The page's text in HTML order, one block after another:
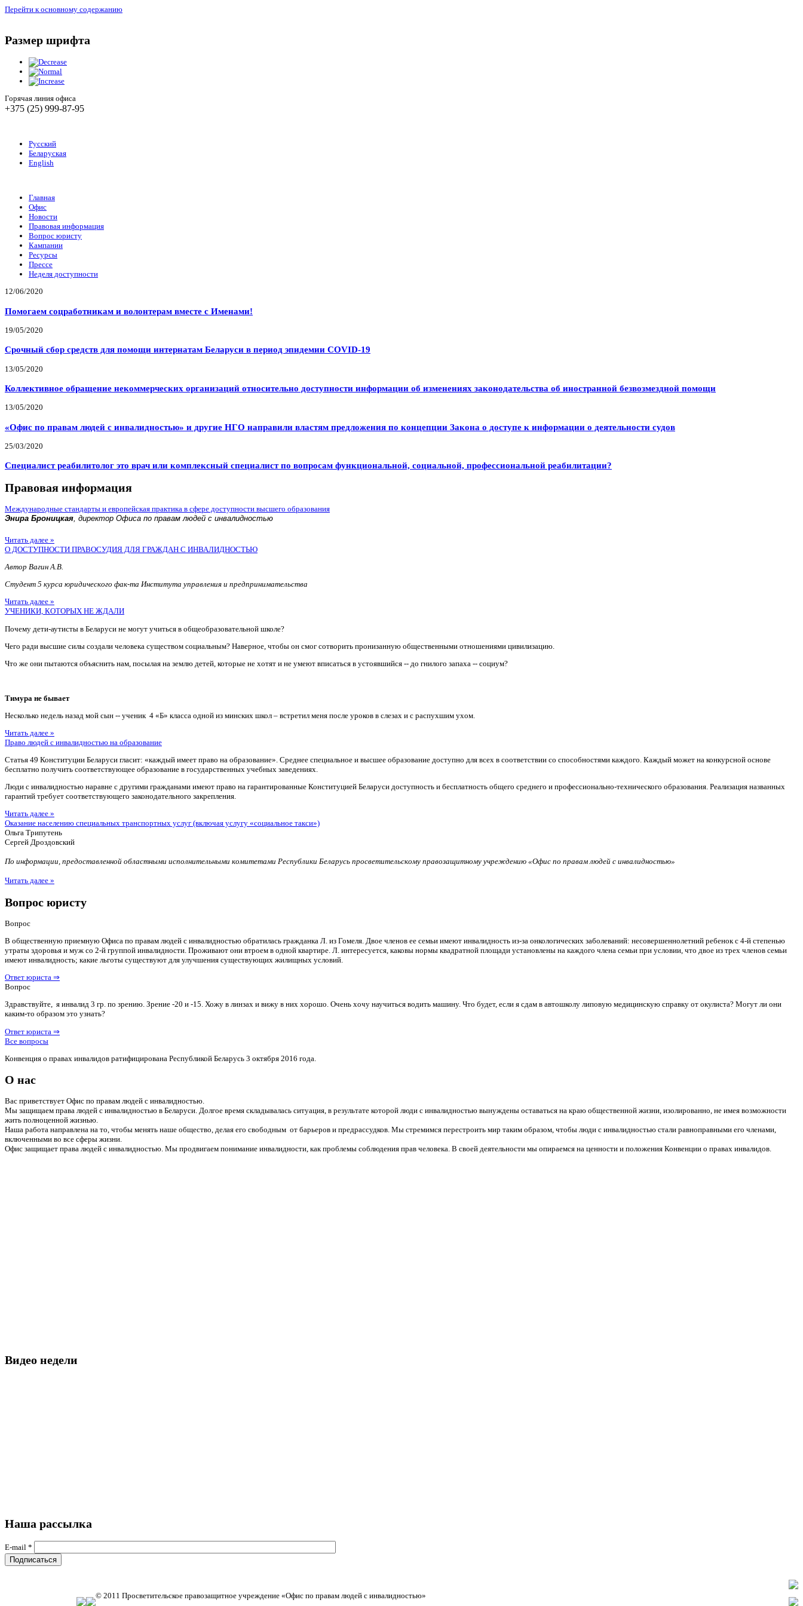
Перейти к основному содержанию
Размер шрифта
Горячая линия офиса
+375 (25) 999-87-95
Русский
Беларуская
English
Главная
Офис
Новости
Правовая информация
Вопрос юристу
Кампании
Ресурсы
Прессе
Неделя доступности
12/06/2020
Помогаем соцработникам и волонтерам вместе с Именами!
19/05/2020
Срочный сбор средств для помощи интернатам Беларуси в период эпидемии COVID-19
13/05/2020
Коллективное обращение некоммерческих организаций относительно доступности информации об изменениях законодательства об иностранной безвозмездной помощи
13/05/2020
«Офис по правам людей с инвалидностью» и другие НГО направили властям предложения по концепции Закона о доступе к информации о деятельности судов
25/03/2020
Специалист реабилитолог это врач или комплексный специалист по вопросам функциональной, социальной, профессиональной реабилитации?
Правовая информация
Международные стандарты и европейская практика в сфере доступности высшего образования
Энира Броницкая, директор Офиса по правам людей с инвалидностью
Читать далее »
О ДОСТУПНОСТИ ПРАВОСУДИЯ ДЛЯ ГРАЖДАН С ИНВАЛИДНОСТЬЮ
Автор Вагин А.В.
Студент 5 курса юридического фак-та Института управления и предпринимательства
Читать далее »
УЧЕНИКИ, КОТОРЫХ НЕ ЖДАЛИ
Почему дети-аутисты в Беларуси не могут учиться в общеобразовательной школе?
Чего ради высшие силы создали человека существом социальным? Наверное, чтобы он смог сотворить пронизанную общественными отношениями цивилизацию.
Что же они пытаются объяснить нам, посылая на землю детей, которые не хотят и не умеют вписаться в устоявшийся -- до гнилого запаха -- социум?
Тимура не бывает
Несколько недель назад мой сын -- ученик 4 «Б» класса одной из минских школ – встретил меня после уроков в слезах и с распухшим ухом.
Читать далее »
Право людей с инвалидностью на образование
Статья 49 Конституции Беларуси гласит: «каждый имеет право на образование». Среднее специальное и высшее образование доступно для всех в соответствии со способностями каждого. Каждый может на конкурсной основе
бесплатно получить соответствующее образование в государственных учебных заведениях.
Люди с инвалидностью наравне с другими гражданами имеют право на гарантированные Конституцией Беларуси доступность и бесплатность общего среднего и профессионально-технического образования. Реализация названных
гарантий требует соответствующего законодательного закрепления.
Читать далее »
Оказание населению специальных транспортных услуг (включая услугу «социальное такси»)
Ольга Трипутень
Сергей Дроздовский
По информации, предоставленной областными исполнительными комитетами Республики Беларусь просветительскому правозащитному учреждению «Офис по правам людей с инвалидностью»
Читать далее »
Вопрос юристу
Вопрос
В общественную приемную Офиса по правам людей с инвалидностью обратилась гражданка Л. из Гомеля. Двое членов ее семьи имеют инвалидность из-за онкологических заболеваний: несовершеннолетний ребенок с 4-й степенью
утраты здоровья и муж со 2-й группой инвалидности. Проживают они втроем в одной квартире. Л. интересуется, каковы нормы квадратной площади установлены на каждого члена семьи при условии, что двое из трех членов семьи
имеют инвалидность; какие льготы существуют для улучшения существующих жилищных условий.
Ответ юриста ⇒
Вопрос
Здравствуйте, я инвалид 3 гр. по зрению. Зрение -20 и -15. Хожу в линзах и вижу в них хорошо. Очень хочу научиться водить машину. Что будет, если я сдам в автошколу липовую медицинскую справку от окулиста? Могут ли они
каким-то образом это узнать?
Ответ юриста ⇒
Все вопросы
Конвенция о правах инвалидов ратифицирована Республикой Беларусь 3 октября 2016 года.
О нас
Вас приветствует Офис по правам людей с инвалидностью.
Мы защищаем права людей с инвалидностью в Беларуси. Долгое время складывалась ситуация, в результате которой люди с инвалидностью вынуждены оставаться на краю общественной жизни, изолированно, не имея возможности
жить полноценной жизнью.
Наша работа направлена на то, чтобы менять наше общество, делая его свободным от барьеров и предрассудков. Мы стремимся перестроить мир таким образом, чтобы люди с инвалидностью стали равноправными его членами,
включенными во все сферы жизни.
Офис защищает права людей с инвалидностью. Мы продвигаем понимание инвалидности, как проблемы соблюдения прав человека. В своей деятельности мы опираемся на ценности и положения Конвенции о правах инвалидов.
Видео недели
Наша рассылка
E-mail *
© 2011 Просветительское правозащитное учреждение «Офис по правам людей с инвалидностью»